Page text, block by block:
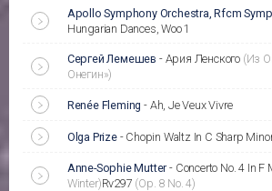
Apollo Symphony Orchestra, Rfcm
Hungarian Dances, Woo 1
Сергей Лемешев - Ария Ленского (Из
Онегин»)
Renée Fleming - Ah, Je Veux Vivre
Olga Prize- Chopin Waltz In C Sharp
Anne-Sophie Mutter - Concerto No. 4 In F
Winter)Rv297 (Op. 8 No. 4)